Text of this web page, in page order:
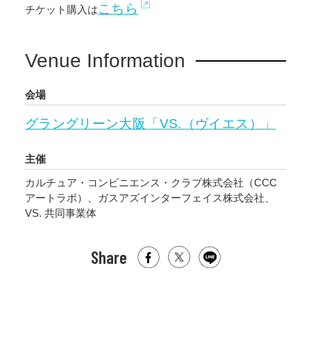
チケット購入はこちら
Venue Information
会場
グラングリーン大阪「VS.（ヴイエス）」
主催
カルチュア・コンビニエンス・クラブ株式会社（CCC
アートラボ）、ガスアズインターフェイス株式会社、
VS. 共同事業体
Share